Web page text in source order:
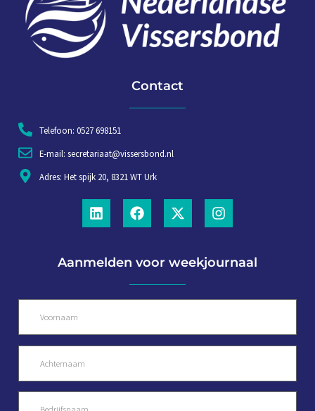
Contact
Telefoon: 0527 698151
E-mail: secretariaat@vissersbond.nl
Adres: Het spijk 20, 8321 WT Urk
Aanmelden voor weekjournaal